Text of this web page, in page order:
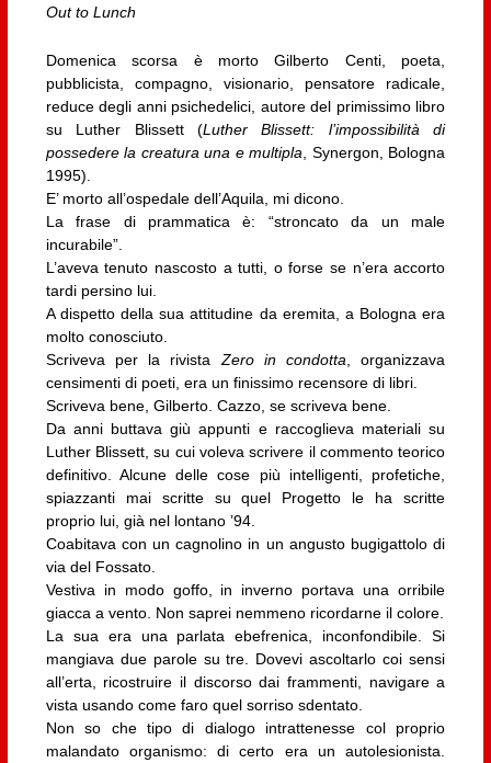
Out to Lunch
Domenica scorsa è morto Gilberto Centi, poeta,
pubblicista, compagno, visionario, pensatore radicale,
reduce degli anni psichedelici, autore del primissimo libro
su Luther Blissett (Luther Blissett: l’impossibilità di
possedere la creatura una e multipla , Synergon, Bologna
1995).
E’ morto all’ospedale dell’Aquila, mi dicono.
La frase di prammatica è: “stroncato da un male
incurabile”.
L’aveva tenuto nascosto a tutti, o forse se n’era accorto
tardi persino lui.
A dispetto della sua attitudine da eremita, a Bologna era
molto conosciuto.
Scriveva per la rivista Zero in condotta , organizzava
censimenti di poeti, era un finissimo recensore di libri.
Scriveva bene, Gilberto. Cazzo, se scriveva bene.
Da anni buttava giù appunti e raccoglieva materiali su
Luther Blissett, su cui voleva scrivere il commento teorico
definitivo. Alcune delle cose più intelligenti, profetiche,
spiazzanti mai scritte su quel Progetto le ha scritte
proprio lui, già nel lontano ’94.
Coabitava con un cagnolino in un angusto bugigattolo di
via del Fossato.
Vestiva in modo goffo, in inverno portava una orribile
giacca a vento. Non saprei nemmeno ricordarne il colore.
La sua era una parlata ebefrenica, inconfondibile. Si
mangiava due parole su tre. Dovevi ascoltarlo coi sensi
all’erta, ricostruire il discorso dai frammenti, navigare a
vista usando come faro quel sorriso sdentato.
Non so che tipo di dialogo intrattenesse col proprio
malandato organismo: di certo era un autolesionista.